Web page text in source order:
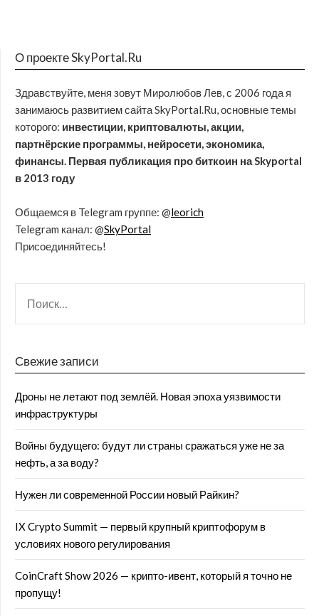
О проекте SkyPortal.Ru
Здравствуйте, меня зовут Миролюбов Лев, с 2006 года я
занимаюсь развитием сайта SkyPortal.Ru, основные темы
которого: инвестиции, криптовалюты, акции,
партнёрские программы, нейросети, экономика,
финансы. Первая публикация про биткоин на Skyportal
в 2013 году
Общаемся в Telegram группе: @leorich
Telegram канал: @SkyPortal
Присоединяйтесь!
Свежие записи
Дроны не летают под землёй. Новая эпоха уязвимости
инфраструктуры
Войны будущего: будут ли страны сражаться уже не за
нефть, а за воду?
Нужен ли современной России новый Райкин?
IX Crypto Summit — первый крупный криптофорум в
условиях нового регулирования
CoinCraft Show 2026 — крипто-ивент, который я точно не
пропущу!